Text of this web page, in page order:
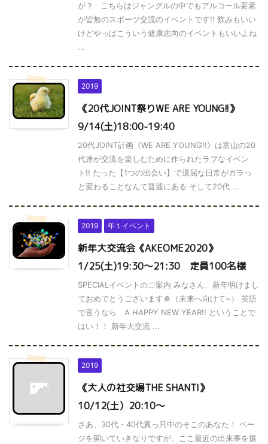
が？ こちらはジャングルの中でもアルコール要素
が皆無のスポーツ交流のイベントです!! 飲みもいい
けどやっぱこういう健康志向のイベントもいいよね
...
2019
《20代JOINT祭りWE ARE YOUNG!!》
9/14(土)18:00-19:40
20代JOINT計画《WE ARE YOUNG!!》は富山の20
代達が交流を楽しむために作られたラフなイベン
ト!! たった【1つの出会い】で退屈な日常がガラっ
と変わることなんて普通にある そして20代 ...
2019 年１イベント
新年大交流会《AKEOME2020》
1/25(土)19:30～21:30 定員100名様
SPECIALイベントのご案内 みなさん、新年明けまし
ておめでとうございます🎍（未来へ向けて~） 英語
で言うなら A HAPPY NEW YEAR!! ということで
はい！！ 新年大交流 ...
2019
《大人の社交場THE SHANTI》
10/12(土）20:10～
さあ、30代・40代真っ只中のそこのあなた！ ペー
ジを開いていきなりですが、ここ最近の出来事を振